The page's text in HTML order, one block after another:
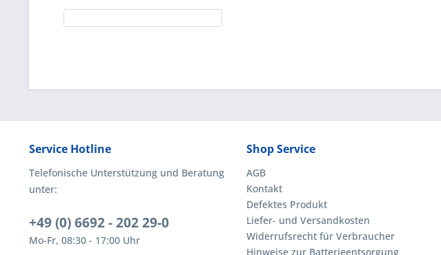
Service Hotline
Telefonische Unterstützung und Beratung
unter:
+49 (0) 6692 - 202 29-0
Mo-Fr, 08:30 - 17:00 Uhr
Shop Service
AGB
Kontakt
Defektes Produkt
Liefer- und Versandkosten
Widerrufsrecht für Verbraucher
Hinweise zur Batterieentsorgung